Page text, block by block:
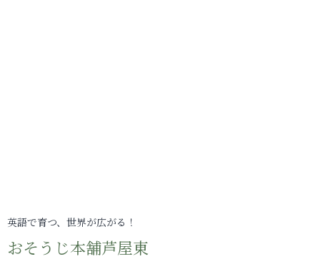
英語で育つ、世界が広がる！
おそうじ本舗芦屋東